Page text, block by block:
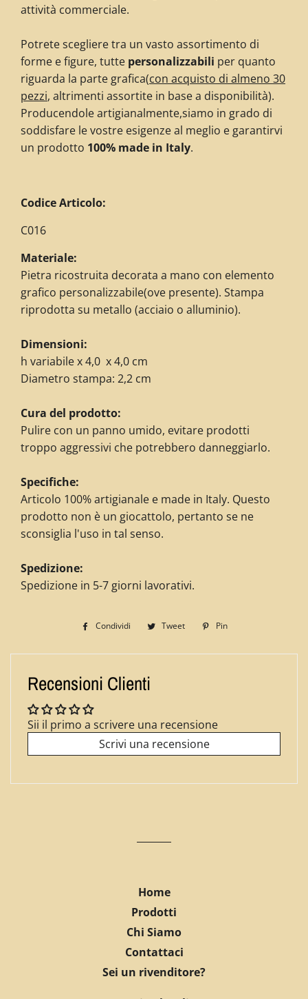
attività commerciale.
Potrete scegliere tra un vasto assortimento di
forme e figure, tutte personalizzabili per quanto
riguarda la parte grafica(con acquisto di almeno 30
pezzi, altrimenti assortite in base a disponibilità).
Producendole artigianalmente,siamo in grado di
soddisfare le vostre esigenze al meglio e garantirvi
un prodotto 100% made in Italy.
Codice Articolo:
C016
Materiale:
Pietra ricostruita decorata a mano con elemento
grafico personalizzabile(ove presente). Stampa
riprodotta su metallo (acciaio o alluminio).
Dimensioni:
h variabile x 4,0 x 4,0 cm
Diametro stampa: 2,2 cm
Cura del prodotto:
Pulire con un panno umido, evitare prodotti
troppo aggressivi che potrebbero danneggiarlo.
Specifiche:
Articolo 100% artigianale e made in Italy. Questo
prodotto non è un giocattolo, pertanto se ne
sconsiglia l'uso in tal senso.
Spedizione:
Spedizione in 5-7 giorni lavorativi.
Condividi
Condividi
Facebook
Tweet
Twitta
Twitter
Pin
Pinterest
Recensioni Clienti
Sii il primo a scrivere una recensione
Scrivi una recensione
Home
Prodotti
Chi Siamo
Contattaci
Sei un rivenditore?